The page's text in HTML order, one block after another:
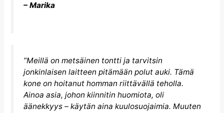
– Marika
”Meillä on metsäinen tontti ja tarvitsin
jonkinlaisen laitteen pitämään polut auki. Tämä
kone on hoitanut homman riittävällä teholla.
Ainoa asia, johon kiinnitin huomiota, oli
äänekkyys – käytän aina kuulosuojaimia. Muuten